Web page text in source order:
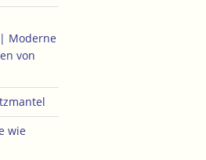
Moderne
von
wie